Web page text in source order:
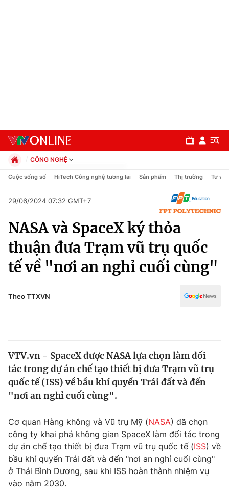
Chính trị
Xã hội
Pháp luật
Thế giới
Tin tức
Thế giới đó đây
Kinh tế
Thị trường
Góc doanh nghiệp
Truyền hình
Phim VTV
Hậu trường
Giải trí
CÔNG NGHỆ
Chính trị
Pháp luật
Thể thao
Truyền hình
Văn hóa - Giải trí
Y tế
Công nghệ
Cuộc sống số HiTech Công nghệ tương lai Sản phẩm Thị trường Tư vấn
29/06/2024 07:32 GMT+7
NASA và SpaceX ký thỏa
thuận đưa Trạm vũ trụ quốc
tế về "nơi an nghỉ cuối cùng"
Theo TTXVN
VTV.vn - SpaceX được NASA lựa chọn làm đối
tác trong dự án chế tạo thiết bị đưa Trạm vũ trụ
quốc tế (ISS) về bầu khí quyển Trái đất và đến
"nơi an nghỉ cuối cùng".
Cơ quan Hàng không và Vũ trụ Mỹ (NASA) đã chọn
công ty khai phá không gian SpaceX làm đối tác trong
dự án chế tạo thiết bị đưa Trạm vũ trụ quốc tế (ISS) về
bầu khí quyển Trái đất và đến "nơi an nghỉ cuối cùng"
ở Thái Bình Dương, sau khi ISS hoàn thành nhiệm vụ
vào năm 2030.